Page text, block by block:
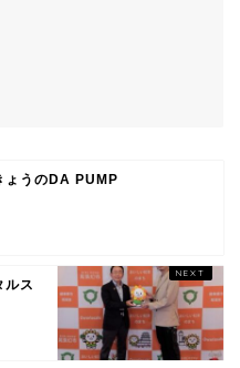
ょうのDA PUMP
ス